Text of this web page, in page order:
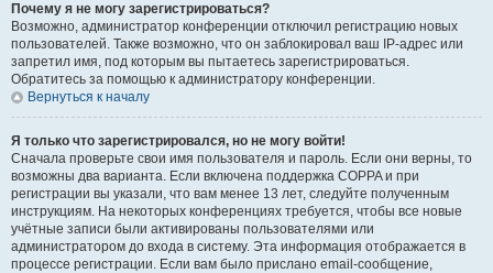
Почему я не могу зарегистрироваться?
Возможно, администратор конференции отключил регистрацию новых
пользователей. Также возможно, что он заблокировал ваш IP-адрес или
запретил имя, под которым вы пытаетесь зарегистрироваться.
Обратитесь за помощью к администратору конференции.
Вернуться к началу
Я только что зарегистрировался, но не могу войти!
Сначала проверьте свои имя пользователя и пароль. Если они верны, то
возможны два варианта. Если включена поддержка COPPA и при
регистрации вы указали, что вам менее 13 лет, следуйте полученным
инструкциям. На некоторых конференциях требуется, чтобы все новые
учётные записи были активированы пользователями или
администратором до входа в систему. Эта информация отображается в
процессе регистрации. Если вам было прислано email-сообщение,